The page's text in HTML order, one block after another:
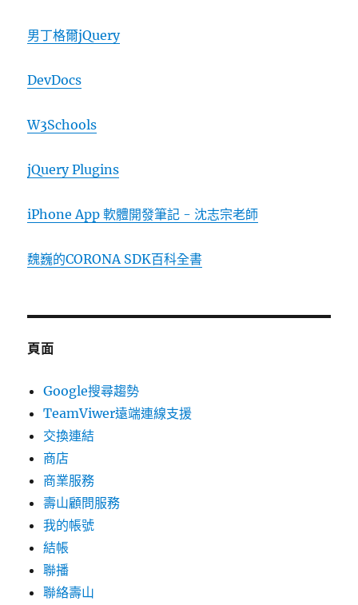
男丁格爾jQuery
DevDocs
W3Schools
jQuery Plugins
iPhone App 軟體開發筆記 - 沈志宗老師
魏巍的CORONA SDK百科全書
頁面
Google搜尋趨勢
TeamViwer遠端連線支援
交換連結
商店
商業服務
壽山顧問服務
我的帳號
結帳
聯播
聯絡壽山